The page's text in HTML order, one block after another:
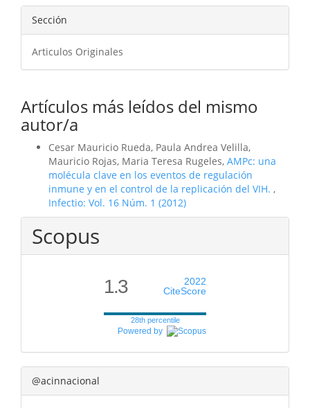
Sección
Articulos Originales
Artículos más leídos del mismo
autor/a
Cesar Mauricio Rueda, Paula Andrea Velilla,
Mauricio Rojas, Maria Teresa Rugeles, AMPc: una
molécula clave en los eventos de regulación
inmune y en el control de la replicación del VIH. ,
Infectio: Vol. 16 Núm. 1 (2012)
Scopus
1.3
2022
CiteScore
28th percentile
Powered by
@acinnacional